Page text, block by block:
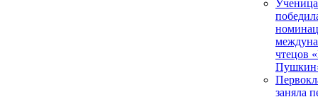
чтецов
заняла